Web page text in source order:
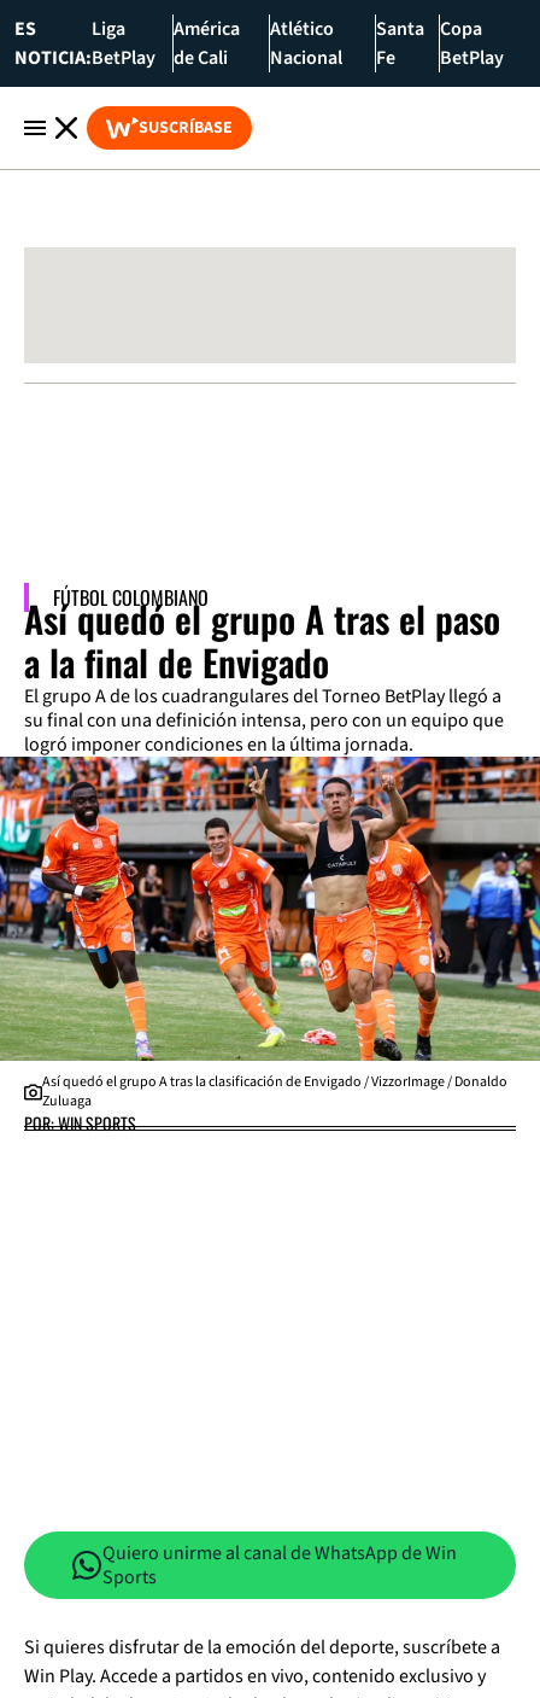
ES
NOTICIA:
Liga
BetPlay
América
de Cali
Atlético
Nacional
Santa
Fe
Copa
BetPlay
SUSCRÍBASE
FÚTBOL COLOMBIANO
Así quedó el grupo A tras el paso
a la final de Envigado
El grupo A de los cuadrangulares del Torneo BetPlay llegó a
su final con una definición intensa, pero con un equipo que
logró imponer condiciones en la última jornada.
Así quedó el grupo A tras la clasificación de Envigado / VizzorImage / Donaldo
Zuluaga
POR: WIN SPORTS
Quiero unirme al canal de WhatsApp de Win
Sports
Si quieres disfrutar de la emoción del deporte, suscríbete a
Win Play. Accede a partidos en vivo, contenido exclusivo y